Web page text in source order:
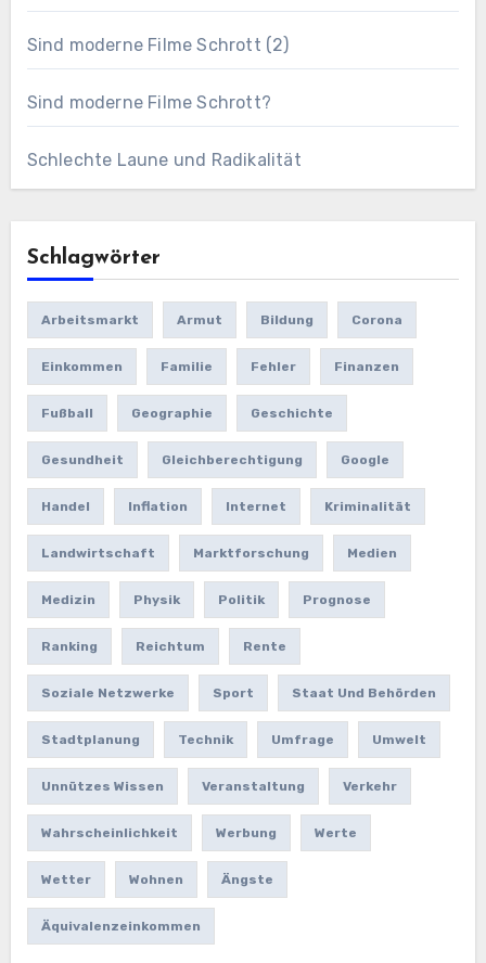
Sind moderne Filme Schrott (2)
Sind moderne Filme Schrott?
Schlechte Laune und Radikalität
Schlagwörter
Arbeitsmarkt Armut Bildung Corona
Einkommen Familie Fehler Finanzen
Fußball Geographie Geschichte
Gesundheit Gleichberechtigung Google
Handel Inflation Internet Kriminalität
Landwirtschaft Marktforschung Medien
Medizin Physik Politik Prognose
Ranking Reichtum Rente
Soziale Netzwerke Sport Staat Und Behörden
Stadtplanung Technik Umfrage Umwelt
Unnützes Wissen Veranstaltung Verkehr
Wahrscheinlichkeit Werbung Werte
Wetter Wohnen Ängste
Äquivalenzeinkommen